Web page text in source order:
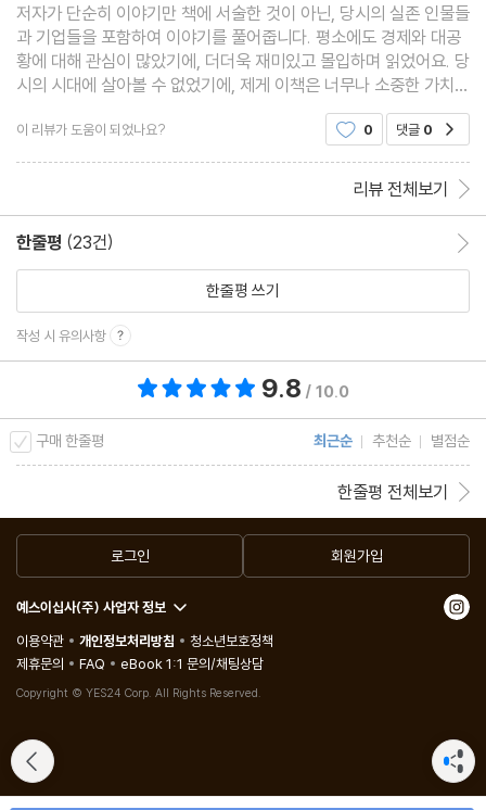
저자가 단순히 이야기만 책에 서술한 것이 아닌, 당시의 실존 인물들
과 기업들을 포함하여 이야기를 풀어줍니다. 평소에도 경제와 대공
황에 대해 관심이 많았기에, 더더욱 재미있고 몰입하며 읽었어요. 당
시의 시대에 살아볼 수 없었기에, 제게 이책은 너무나 소중한 가치를
이 리뷰가 도움이 되었나요? 0 댓글 0
리뷰 전체보기
한줄평 (23건)
한줄평 쓰기
작성 시 유의사항
9.8 / 10.0
구매 한줄평 최근순 추천순 별점순
한줄평 전체보기
로그인 회원가입
예스이십사(주) 사업자 정보
이용약관
개인정보처리방침
청소년보호정책
제휴문의
FAQ eBook 1:1 문의/채팅상담
Copyright © YES24 Corp. All Rights Reserved.